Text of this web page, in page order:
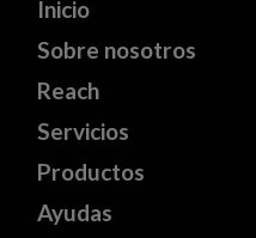
Inicio
Sobre nosotros
Reach
Servicios
Productos
Ayudas